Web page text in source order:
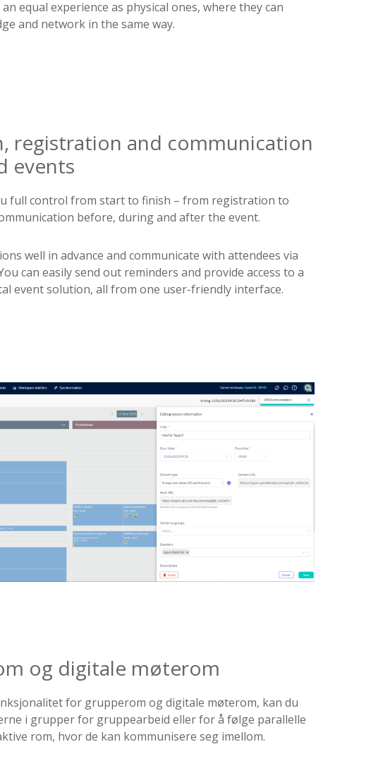
equal experience as physical ones, where they can
and network in the same way.
registration and communication
events
full control from start to finish – from registration to
before, during and after the event.
well in advance and communicate with attendees via
can easily send out reminders and provide access to a
event solution, all from one user-friendly interface.
og digitale møterom
for grupperom og digitale møterom, kan du
i grupper for gruppearbeid eller for å følge parallelle
rom, hvor de kan kommunisere seg imellom.